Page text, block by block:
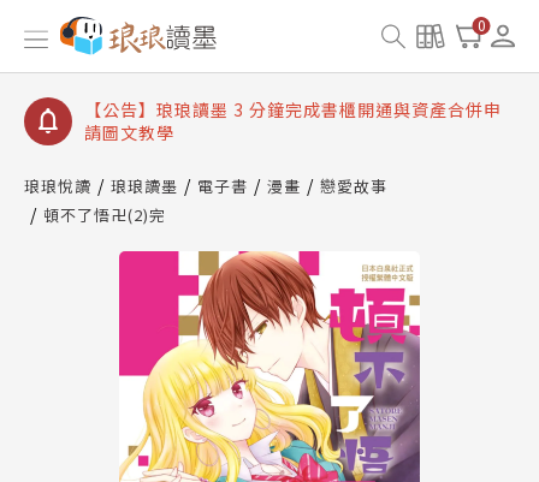
0
【公告】琅琅讀墨數位閱讀資產合併與書櫃開通申請
【公告】琅琅讀墨書櫃開通常見問題
【公告】琅琅讀墨 3 分鐘完成書櫃開通與資產合併申
請圖文教學
查詢
【公告】琅琅讀墨數位閱讀資產合併與書櫃開通申請
琅琅悅讀 琅琅讀墨 電子書 漫畫
戀愛故事
頓不了悟卍(2)完